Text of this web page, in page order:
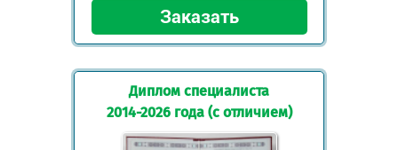
Диплом специалиста
2014-2026 года (с отличием)